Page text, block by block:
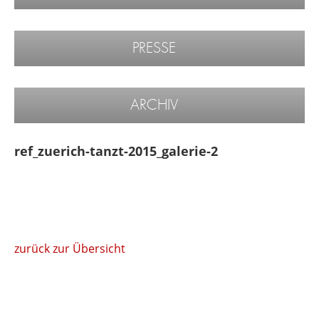
PRESSE
ARCHIV
ref_zuerich-tanzt-2015_galerie-2
zurück zur Übersicht